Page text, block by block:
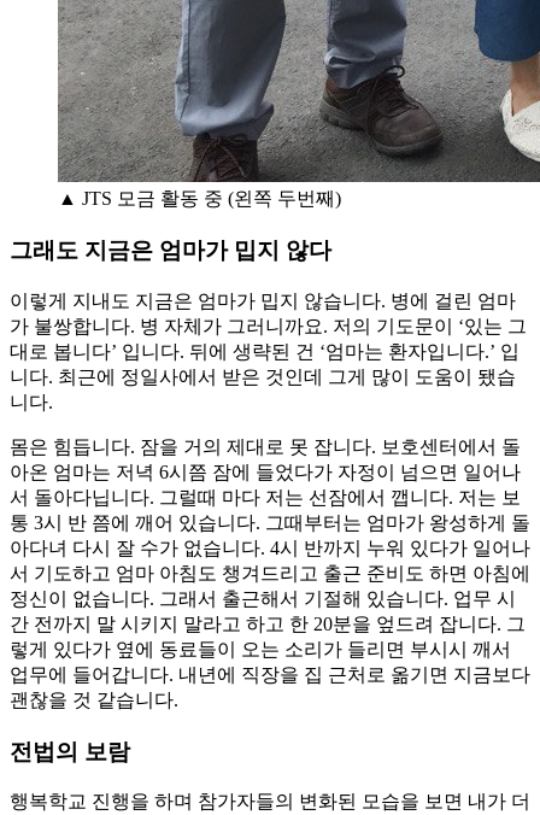
▲ JTS 모금 활동 중 (왼쪽 두번째)
그래도 지금은 엄마가 밉지 않다
이렇게 지내도 지금은 엄마가 밉지 않습니다. 병에 걸린 엄마
가 불쌍합니다. 병 자체가 그러니까요. 저의 기도문이 ‘있는 그
대로 봅니다’ 입니다. 뒤에 생략된 건 ‘엄마는 환자입니다.’ 입
니다. 최근에 정일사에서 받은 것인데 그게 많이 도움이 됐습
니다.
몸은 힘듭니다. 잠을 거의 제대로 못 잡니다. 보호센터에서 돌
아온 엄마는 저녁 6시쯤 잠에 들었다가 자정이 넘으면 일어나
서 돌아다닙니다. 그럴때 마다 저는 선잠에서 깹니다. 저는 보
통 3시 반 쯤에 깨어 있습니다. 그때부터는 엄마가 왕성하게 돌
아다녀 다시 잘 수가 없습니다. 4시 반까지 누워 있다가 일어나
서 기도하고 엄마 아침도 챙겨드리고 출근 준비도 하면 아침에
정신이 없습니다. 그래서 출근해서 기절해 있습니다. 업무 시
간 전까지 말 시키지 말라고 하고 한 20분을 엎드려 잡니다. 그
렇게 있다가 옆에 동료들이 오는 소리가 들리면 부시시 깨서
업무에 들어갑니다. 내년에 직장을 집 근처로 옮기면 지금보다
괜찮을 것 같습니다.
전법의 보람
행복학교 진행을 하며 참가자들의 변화된 모습을 보면 내가 더